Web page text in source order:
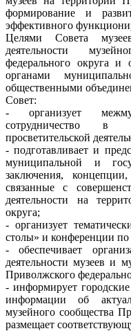
формирование и
эффективного
Целями Совета
деятельности
федерального округа и
органами
общественными
Совет:
- организует
сотрудничество в
просветительской
- подготавливает и
муниципальной и
заключения,
связанные с
деятельности на
округа;
- организует
столы» и конференции по
- обеспечивает
деятельности музеев и
Приволжского
- информирует
информации об
музейного сообщества
размещает